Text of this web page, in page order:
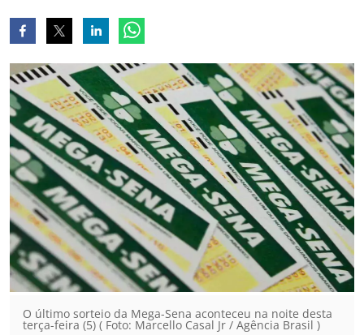
O último sorteio da Mega-Sena aconteceu na noite desta
terça-feira (5) ( Foto: Marcello Casal Jr / Agência Brasil )